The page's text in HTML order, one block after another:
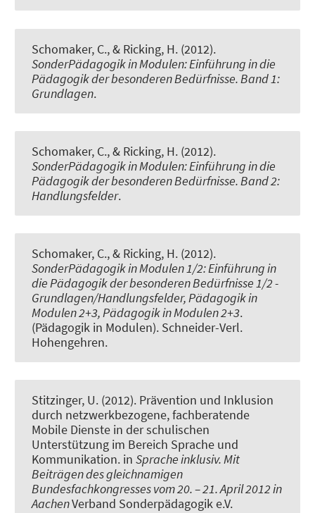
Schomaker, C., & Ricking, H. (2012).
SonderPädagogik in Modulen: Einführung in die
Pädagogik der besonderen Bedürfnisse. Band 1:
Grundlagen.
Schomaker, C., & Ricking, H. (2012).
SonderPädagogik in Modulen: Einführung in die
Pädagogik der besonderen Bedürfnisse. Band 2:
Handlungsfelder.
Schomaker, C., & Ricking, H. (2012).
SonderPädagogik in Modulen 1/2: Einführung in
die Pädagogik der besonderen Bedürfnisse 1/2 -
Grundlagen/Handlungsfelder, Pädagogik in
Modulen 2+3, Pädagogik in Modulen 2+3.
(Pädagogik in Modulen). Schneider-Verl.
Hohengehren.
Stitzinger, U. (2012). Prävention und Inklusion
durch netzwerkbezogene, fachberatende
Mobile Dienste in der schulischen
Unterstützung im Bereich Sprache und
Kommunikation. in Sprache inklusiv. Mit
Beiträgen des gleichnamigen
Bundesfachkongresses vom 20. – 21. April 2012 in
AachenVerband Sonderpädagogik e.V.